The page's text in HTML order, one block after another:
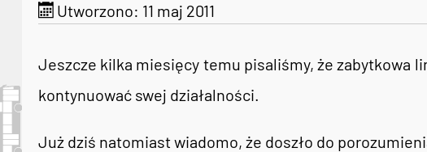
Utworzono: 11 maj 2011
Jeszcze kilka miesięcy temu pisaliśmy, że zabytkowa
kontynuować swej działalności.
Już dziś natomiast wiadomo, że doszło do